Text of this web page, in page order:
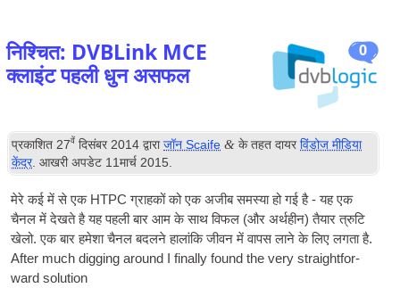
0
निश्चित: DVBLink MCE
क्लाइंट पहली धुन असफल
प्रकाशित27वें दिसंबर 2014 द्वाराजॉन Scaife & के तहत दायरविंडोज मीडिया
केंद्र. आखरी अपडेट 11मार्च 2015.
मेरे कई में से एक HTPC ग्राहकों को एक अजीब समस्या हो गई है - यह एक
चैनल में देखते है यह पहली बार आम के साथ विफल (और अर्थहीन) तैयार त्रुटि
खेलो. एक बार हमेशा चैनल बदलने हालांकि जीवन में वापस लाने के लिए लगता है.
After much dig­ging around I finally found the very straight­for­
ward solution